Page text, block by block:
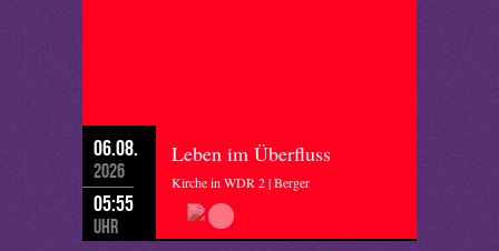
06.08.
2026
05:55
Uhr
Leben im Überfluss
Kirche in WDR 2 | Berger